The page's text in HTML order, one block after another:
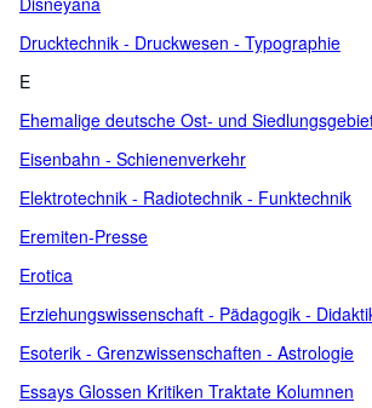
Drucktechnik - Druckwesen - Typographie
E
Ehemalige deutsche Ost- und
Eisenbahn - Schienenverkehr
Elektrotechnik - Radiotechnik - Funktechnik
Eremiten-Presse
Erotica
Erziehungswissenschaft - Pädagogik -
Esoterik - Grenzwissenschaften - Astrologie
Essays Glossen Kritiken Traktate Kolumnen